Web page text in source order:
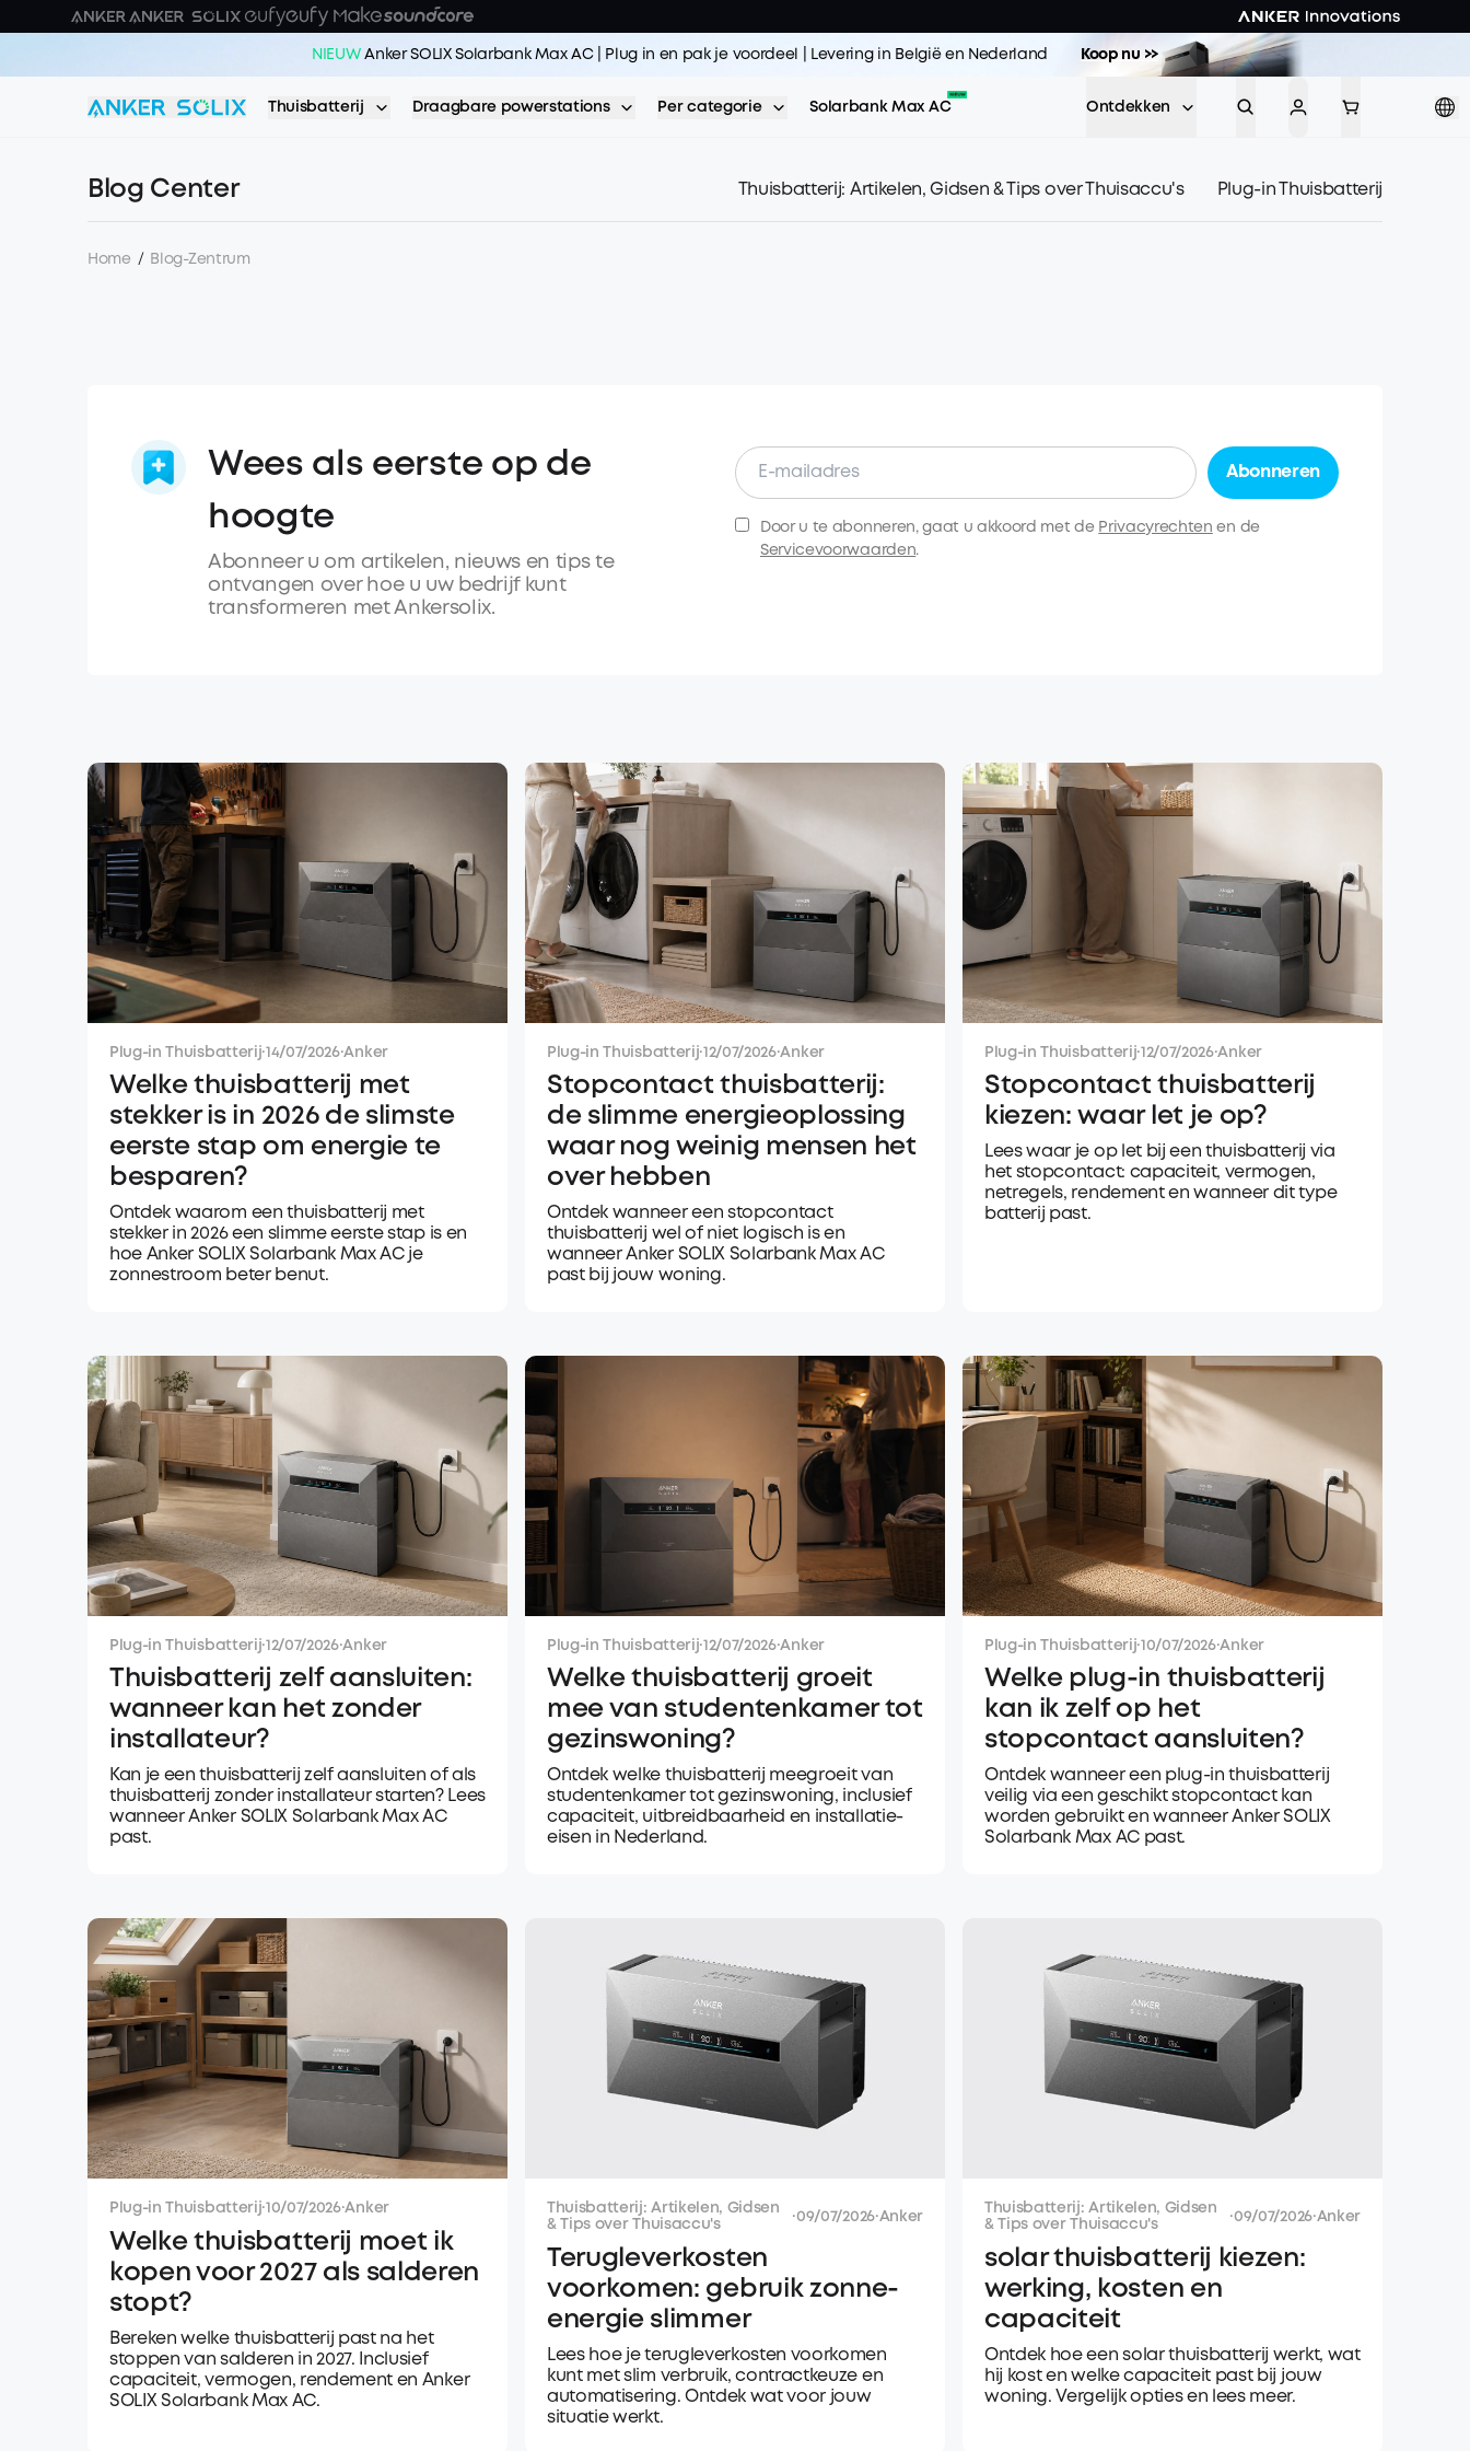
Skip to main content
NIEUW Anker SOLIX Solarbank Max AC | Plug in en pak je voordeel | Levering in België en Nederland Koop nu >>
Thuisbatterij Draagbare powerstations Per categorie Solarbank Max AC Ontdekken
Blog Center Thuisbatterij: Artikelen, Gidsen & Tips over Thuisaccu's Plug-in Thuisbatterij
Home / Blog-Zentrum
Wees als eerste op de
hoogte
Abonneer u om artikelen, nieuws en tips te
ontvangen over hoe u uw bedrijf kunt
transformeren met Ankersolix.
Abonneren
Door u te abonneren, gaat u akkoord met de Privacyrechten en de
Servicevoorwaarden.
Plug-in Thuisbatterij·14/07/2026·Anker
Welke thuisbatterij met
stekker is in 2026 de slimste
eerste stap om energie te
besparen?
Ontdek waarom een thuisbatterij met
stekker in 2026 een slimme eerste stap is en
hoe Anker SOLIX Solarbank Max AC je
zonnestroom beter benut.
Plug-in Thuisbatterij·12/07/2026·Anker
Stopcontact thuisbatterij:
de slimme energieoplossing
waar nog weinig mensen het
over hebben
Ontdek wanneer een stopcontact
thuisbatterij wel of niet logisch is en
wanneer Anker SOLIX Solarbank Max AC
past bij jouw woning.
Plug-in Thuisbatterij·12/07/2026·Anker
Stopcontact thuisbatterij
kiezen: waar let je op?
Lees waar je op let bij een thuisbatterij via
het stopcontact: capaciteit, vermogen,
netregels, rendement en wanneer dit type
batterij past.
Plug-in Thuisbatterij·12/07/2026·Anker
Thuisbatterij zelf aansluiten:
wanneer kan het zonder
installateur?
Kan je een thuisbatterij zelf aansluiten of als
thuisbatterij zonder installateur starten? Lees
wanneer Anker SOLIX Solarbank Max AC
past.
Plug-in Thuisbatterij·12/07/2026·Anker
Welke thuisbatterij groeit
mee van studentenkamer tot
gezinswoning?
Ontdek welke thuisbatterij meegroeit van
studentenkamer tot gezinswoning, inclusief
capaciteit, uitbreidbaarheid en installatie-
eisen in Nederland.
Plug-in Thuisbatterij·10/07/2026·Anker
Welke plug-in thuisbatterij
kan ik zelf op het
stopcontact aansluiten?
Ontdek wanneer een plug-in thuisbatterij
veilig via een geschikt stopcontact kan
worden gebruikt en wanneer Anker SOLIX
Solarbank Max AC past.
Plug-in Thuisbatterij·10/07/2026·Anker
Welke thuisbatterij moet ik
kopen voor 2027 als salderen
stopt?
Bereken welke thuisbatterij past na het
stoppen van salderen in 2027. Inclusief
capaciteit, vermogen, rendement en Anker
SOLIX Solarbank Max AC.
Thuisbatterij: Artikelen, Gidsen
& Tips over Thuisaccu's
·09/07/2026·Anker
Terugleverkosten
voorkomen: gebruik zonne-
energie slimmer
Lees hoe je terugleverkosten voorkomen
kunt met slim verbruik, contractkeuze en
automatisering. Ontdek wat voor jouw
situatie werkt.
Thuisbatterij: Artikelen, Gidsen
& Tips over Thuisaccu's
·09/07/2026·Anker
solar thuisbatterij kiezen:
werking, kosten en
capaciteit
Ontdek hoe een solar thuisbatterij werkt, wat
hij kost en welke capaciteit past bij jouw
woning. Vergelijk opties en lees meer.